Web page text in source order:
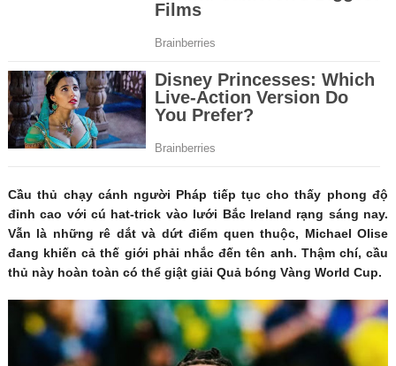
Cầu thủ chạy cánh người Pháp tiếp tục cho thấy phong độ
đỉnh cao với cú hat-trick vào lưới Bắc Ireland rạng sáng nay.
Vẫn là những rê dắt và dứt điểm quen thuộc, Michael Olise
đang khiến cả thế giới phải nhắc đến tên anh. Thậm chí, cầu
thủ này hoàn toàn có thể giật giải Quả bóng Vàng World Cup.